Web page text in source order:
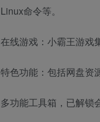
Linux命令等。
在线游戏：小霸王游戏
特色功能：包括网盘资
多功能工具箱，已解锁